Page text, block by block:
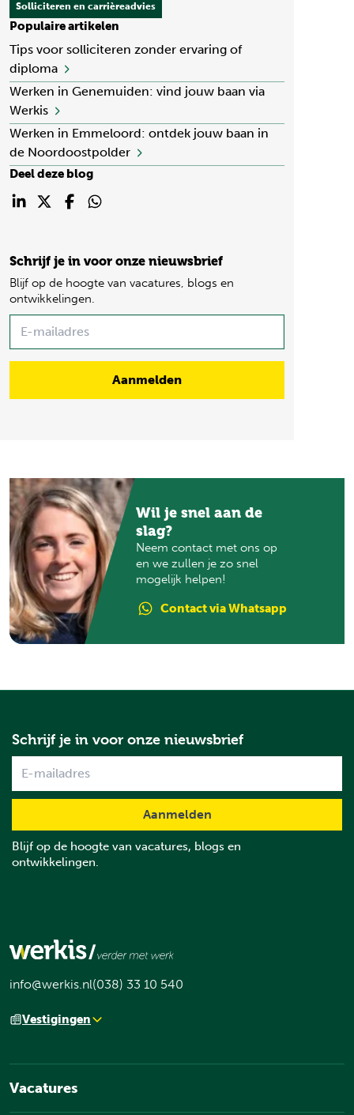
Solliciteren en carrièreadvies
Populaire artikelen
Tips voor solliciteren zonder ervaring of
diploma
Werken in Genemuiden: vind jouw baan via
Werkis
Werken in Emmeloord: ontdek jouw baan in
de Noordoostpolder
Deel deze blog
Schrijf je in voor onze nieuwsbrief
Blijf op de hoogte van vacatures, blogs en
ontwikkelingen.
Name
Wil je snel aan de
slag?
Neem contact met ons op
en we zullen je zo snel
mogelijk helpen!
Contactvia Whatsapp
Schrijf je in voor onze nieuwsbrief
Blijf op de hoogte van vacatures, blogs en
ontwikkelingen.
info@werkis.nl(038) 33 10 540
Vestigingen
Vacatures